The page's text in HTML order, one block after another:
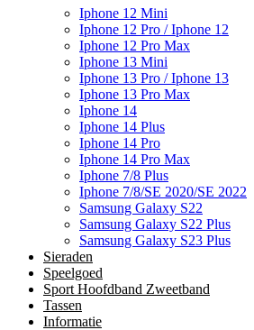
Iphone 12 Mini
Iphone 12 Pro / Iphone 12
Iphone 12 Pro Max
Iphone 13 Mini
Iphone 13 Pro / Iphone 13
Iphone 13 Pro Max
Iphone 14
Iphone 14 Plus
Iphone 14 Pro
Iphone 14 Pro Max
Iphone 7/8 Plus
Iphone 7/8/SE 2020/SE 2022
Samsung Galaxy S22
Samsung Galaxy S22 Plus
Samsung Galaxy S23 Plus
Sieraden
Speelgoed
Sport Hoofdband Zweetband
Tassen
Informatie